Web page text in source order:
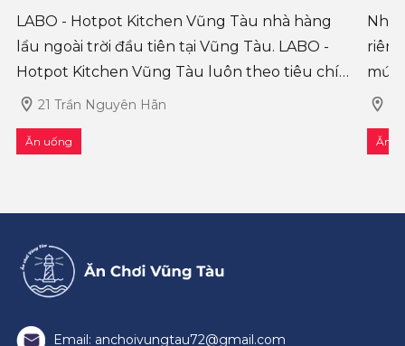
LABO - Hotpot Kitchen Vũng Tàu nhà hàng
lẩu ngoài trời đầu tiên tại Vũng Tàu. LABO -
Hotpot Kitchen Vũng Tàu luôn theo tiêu chí
“Ăn ngon- Giá cũng ngon” luôn
21 Trần Nguyên Hãn
Ăn uống
mức
mới
Ăn
Email: anchoivungtau72@gmail.com